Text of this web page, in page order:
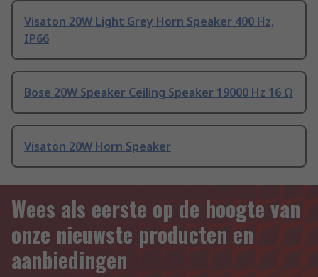
Visaton 20W Light Grey Horn Speaker 400 Hz,
IP66
Bose 20W Speaker Ceiling Speaker 19000 Hz 16 Ω
Visaton 20W Horn Speaker
Wees als eerste op de hoogte van
onze nieuwste producten en
aanbiedingen